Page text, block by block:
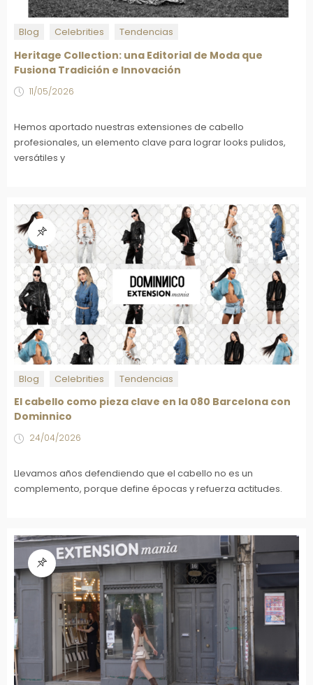
Blog Celebrities Tendencias
Heritage Collection: una Editorial de Moda que
Fusiona Tradición e Innovación
11/05/2026
Hemos aportado nuestras extensiones de cabello
profesionales, un elemento clave para lograr looks pulidos,
versátiles y
Blog Celebrities Tendencias
El cabello como pieza clave en la 080 Barcelona con
Dominnico
24/04/2026
Llevamos años defendiendo que el cabello no es un
complemento, porque define épocas y refuerza actitudes.